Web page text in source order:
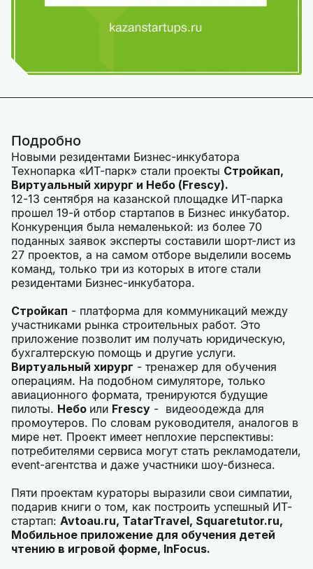
Подробно
Новыми резидентами Бизнес-инкубатора
Технопарка «ИТ-парк» стали проекты Стройкап,
Виртуальный хирург и Небо (Frescy).
12-13 сентября на казанской площадке ИТ-парка
прошел 19-й отбор стартапов в Бизнес инкубатор.
Конкуренция была немаленькой: из более 70
поданных заявок эксперты составили шорт-лист из
27 проектов, а на самом отборе выделили восемь
команд, только три из которых в итоге стали
резидентами Бизнес-инкубатора.
Стройкап - платформа для коммуникаций между
участниками рынка строительных работ. Это
приложение позволит им получать юридическую,
бухгалтерскую помощь и другие услуги.
Виртуальный хирург - тренажер для обучения
операциям. На подобном симуляторе, только
авиационного формата, тренируются будущие
пилоты. Небо или Frescy - видеоодежда для
промоутеров. По словам руководителя, аналогов в
мире нет. Проект имеет неплохие перспективы:
потребителями сервиса могут стать рекламодатели,
event-агентства и даже участники шоу-бизнеса.
Пяти проектам кураторы выразили свои симпатии,
подарив книги о том, как построить успешный ИТ-
стартап: Avtoau.ru, TatarTravel, Squaretutor.ru,
Мобильное приложение для обучения детей
чтению в игровой форме, InFocus.